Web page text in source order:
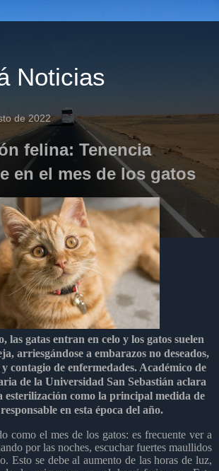
Noticias
de 2022
felina: Tenencia
en el mes de los gatos
las gatas entran en celo y los gatos suelen
arriesgándose a embarazos no deseados,
y contagio de enfermedades. Académico de
de la Universidad San Sebastián aclara
esterilización como la principal medida de
en esta época del año.
como el mes de los gatos: es frecuente ver a
por las noches, escuchar fuertes maullidos
Esto se debe al aumento de las horas de luz,